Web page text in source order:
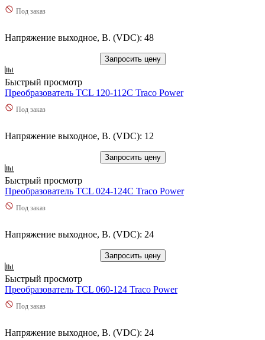
Под заказ
Напряжение выходное, В. (VDC): 48
Запросить цену
Быстрый просмотр
Преобразователь TCL 120-112C Traco Power
Под заказ
Напряжение выходное, В. (VDC): 12
Запросить цену
Быстрый просмотр
Преобразователь TCL 024-124C Traco Power
Под заказ
Напряжение выходное, В. (VDC): 24
Запросить цену
Быстрый просмотр
Преобразователь TCL 060-124 Traco Power
Под заказ
Напряжение выходное, В. (VDC): 24